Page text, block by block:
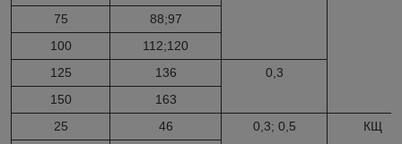
75
88;97
100
112;120
125
136
0,3
150
163
25
46 0,3; 0,5
КЩ